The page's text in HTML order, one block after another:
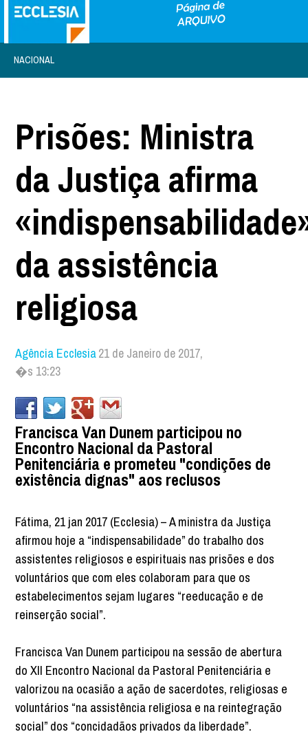
NACIONAL
Prisões: Ministra
da Justiça afirma
da assistência
religiosa
Agência Ecclesia21 de Janeiro de 2017,
�s 13:23
Francisca Van Dunem participou no
Encontro Nacional da Pastoral
Penitenciária e prometeu "condições de
existência dignas" aos reclusos
Fátima, 21 jan 2017 (Ecclesia) – A ministra da Justiça
afirmou hoje a “indispensabilidade” do trabalho dos
assistentes religiosos e espirituais nas prisões e dos
voluntários que com eles colaboram para que os
estabelecimentos sejam lugares “reeducação e de
reinserção social”.
Francisca Van Dunem participou na sessão de abertura
do XII Encontro Nacional da Pastoral Penitenciária e
valorizou na ocasião a ação de sacerdotes, religiosas e
voluntários “na assistência religiosa e na reintegração
social” dos “concidadãos privados da liberdade”.